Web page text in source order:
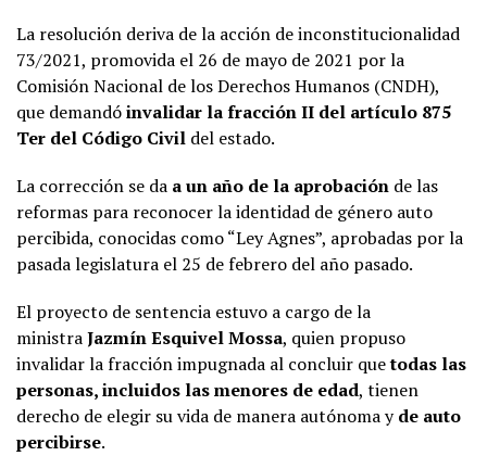
La resolución deriva de la acción de inconstitucionalidad
73/2021, promovida el 26 de mayo de 2021 por la
Comisión Nacional de los Derechos Humanos (CNDH),
que demandóinvalidar la fracción II del artículo 875
Ter del Código Civil del estado.
La corrección se da a un año de la aprobación de las
reformas para reconocer la identidad de género auto
percibida, conocidas como “Ley Agnes”, aprobadas por la
pasada legislatura el 25 de febrero del año pasado.
El proyecto de sentencia estuvo a cargo de la
ministraJazmín Esquivel Mossa, quien propuso
invalidar la fracción impugnada al concluir quetodas las
personas, incluidos las menores de edad, tienen
derecho de elegir su vida de manera autónoma yde auto
percibirse.